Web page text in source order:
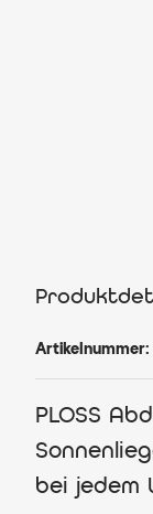
Artikelnummer:
PLOSS
bei jedem